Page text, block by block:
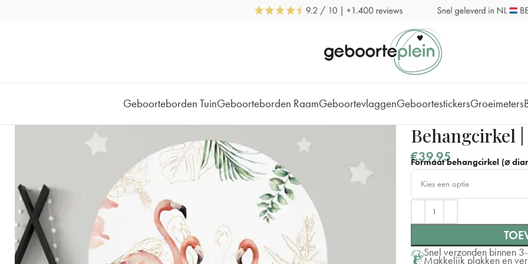
Geboorteborden TuinGeboorteborden RaamGeboortevlaggenGeboortestickersGroeimeters
Behangcirkel |
€39,95
Formaat behangcirkel (⌀
Kies een optie
⌀ 40 cm
Snel verzonden binnen
Makkelijk plakken en